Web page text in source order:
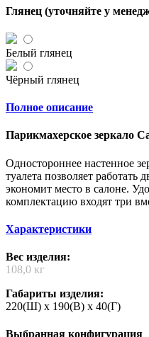
Глянец (уточняйте у
Белый глянец
Чёрный глянец
Полное описание
Парикмахерское зеркало
Одностороннее настенное
туалета позволяет работать
экономит место в салоне.
комплектацию входят три
Характеристики
Вес изделия:
108,0 кг
Габариты изделия:
220(Ш) x 190(В) x 40(Г)
Выбранная конфигурация